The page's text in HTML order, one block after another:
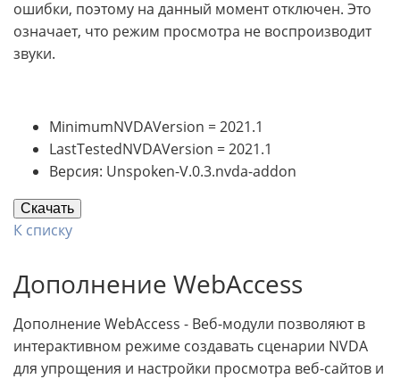
ошибки, поэтому на данный момент отключен. Это
означает, что режим просмотра не воспроизводит
звуки.
MinimumNVDAVersion = 2021.1
LastTestedNVDAVersion = 2021.1
Версия: Unspoken-V.0.3.nvda-addon
Скачать
К списку
Дополнение WebAccess
Дополнение WebAccess - Веб-модули позволяют в
интерактивном режиме создавать сценарии NVDA
для упрощения и настройки просмотра веб-сайтов и